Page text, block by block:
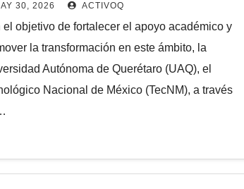
30, 2026 ACTIVOQ
el objetivo de fortalecer el apoyo académico y
la transformación en este ámbito, la
Autónoma de Querétaro (UAQ), el
Nacional de México (TecNM), a través